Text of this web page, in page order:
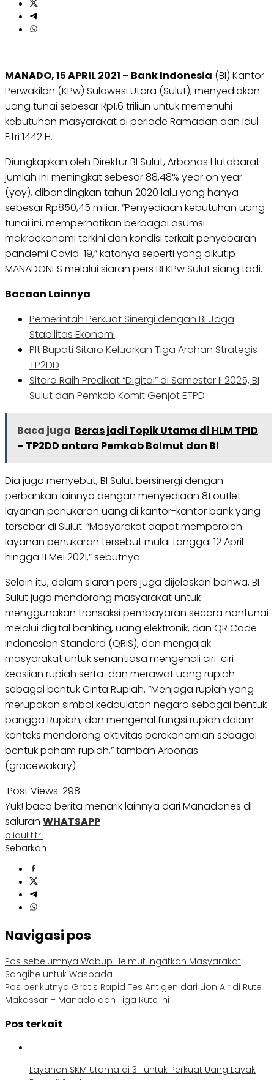
MANADO, 15 APRIL 2021 – Bank Indonesia (BI) Kantor
Perwakilan (KPw) Sulawesi Utara (Sulut), menyediakan
uang tunai sebesar Rp1,6 triliun untuk memenuhi
kebutuhan masyarakat di periode Ramadan dan Idul
Fitri 1442 H.
Diungkapkan oleh Direktur BI Sulut, Arbonas Hutabarat
jumlah ini meningkat sebesar 88,48% year on year
(yoy), dibandingkan tahun 2020 lalu yang hanya
sebesar Rp850,45 miliar. “Penyediaan kebutuhan uang
tunai ini, memperhatikan berbagai asumsi
makroekonomi terkini dan kondisi terkait penyebaran
pandemi Covid-19,” katanya seperti yang dikutip
MANADONES melalui siaran pers BI KPw Sulut siang tadi.
Bacaan Lainnya
Pemerintah Perkuat Sinergi dengan BI Jaga
Stabilitas Ekonomi
Plt Bupati Sitaro Keluarkan Tiga Arahan Strategis
TP2DD
Sitaro Raih Predikat “Digital” di Semester II 2025, BI
Sulut dan Pemkab Komit Genjot ETPD
Baca juga Beras jadi Topik Utama di HLM TPID
– TP2DD antara Pemkab Bolmut dan BI
Dia juga menyebut, BI Sulut bersinergi dengan
perbankan lainnya dengan menyediaan 81 outlet
layanan penukaran uang di kantor-kantor bank yang
tersebar di Sulut. “Masyarakat dapat memperoleh
layanan penukaran tersebut mulai tanggal 12 April
hingga 11 Mei 2021,” sebutnya.
Selain itu, dalam siaran pers juga dijelaskan bahwa, BI
Sulut juga mendorong masyarakat untuk
menggunakan transaksi pembayaran secara nontunai
melalui digital banking, uang elektronik, dan QR Code
Indonesian Standard (QRIS), dan mengajak
masyarakat untuk senantiasa mengenali ciri-ciri
keaslian rupiah serta dan merawat uang rupiah
sebagai bentuk Cinta Rupiah. “Menjaga rupiah yang
merupakan simbol kedaulatan negara sebagai bentuk
bangga Rupiah, dan mengenal fungsi rupiah dalam
konteks mendorong aktivitas perekonomian sebagai
bentuk paham rupiah,” tambah Arbonas.
(gracewakary)
Post Views: 298
Yuk! baca berita menarik lainnya dari Manadones di
saluran WHATSAPP
biidul fitri
Sebarkan
Navigasi pos
Pos sebelumnya Wabup Helmut Ingatkan Masyarakat
Sangihe untuk Waspada
Pos berikutnya Gratis Rapid Tes Antigen dari Lion Air di Rute
Makassar – Manado dan Tiga Rute Ini
Pos terkait
Layanan SKM Utama di 3T untuk Perkuat Uang Layak